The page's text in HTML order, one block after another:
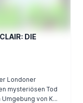
DIE
Londoner
mysteriösen Tod
von K...